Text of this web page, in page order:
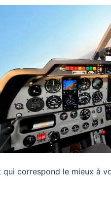
correspond le mieux à